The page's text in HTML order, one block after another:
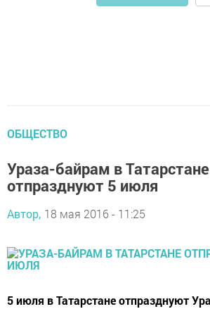
ОБЩЕСТВО
Ураза-байрам в Татарстане
отпразднуют 5 июля
Автор, 18 мая 2016 - 11:25
5 июля в Татарстане отпразднуют